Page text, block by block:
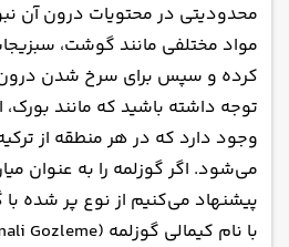
محدودیتی در محتویات درون آن
مواد مختلفی مانند گوشت،
کرده و سپس برای سرخ شدن درون
توجه داشته باشید که مانند بورک،
وجود دارد که در هر منطقه از
می‌شود. اگر گوزلمه را به عنوان
پیشنهاد می‌کنیم از نوع پر شده